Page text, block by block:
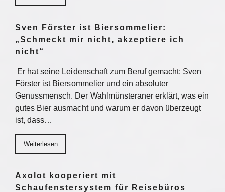
Sven Förster ist Biersommelier:
„Schmeckt mir nicht, akzeptiere ich
nicht“
Er hat seine Leidenschaft zum Beruf gemacht: Sven
Förster ist Biersommelier und ein absoluter
Genussmensch. Der Wahlmünsteraner erklärt, was ein
gutes Bier ausmacht und warum er davon überzeugt
ist, dass…
Weiterlesen
Axolot kooperiert mit
Schaufenstersystem für Reisebüros